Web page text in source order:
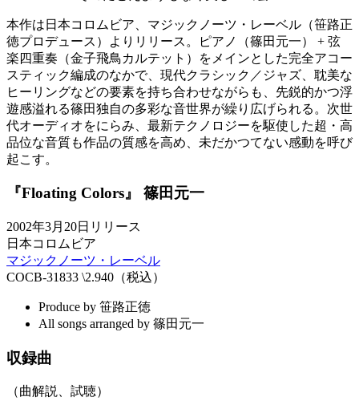
本作は日本コロムビア、マジックノーツ・レーベル（笹路正
徳プロデュース）よりリリース。ピアノ（篠田元一） + 弦
楽四重奏（金子飛鳥カルテット）をメインとした完全アコー
スティック編成のなかで、現代クラシック／ジャズ、耽美な
ヒーリングなどの要素を持ち合わせながらも、先鋭的かつ浮
遊感溢れる篠田独自の多彩な音世界が繰り広げられる。次世
代オーディオをにらみ、最新テクノロジーを駆使した超・高
品位な音質も作品の質感を高め、未だかつてない感動を呼び
起こす。
『Floating Colors』 篠田元一
2002年3月20日リリース
日本コロムビア
マジックノーツ・レーベル
COCB-31833 \2.940（税込）
Produce by 笹路正徳
All songs arranged by 篠田元一
収録曲
（曲解説、試聴）